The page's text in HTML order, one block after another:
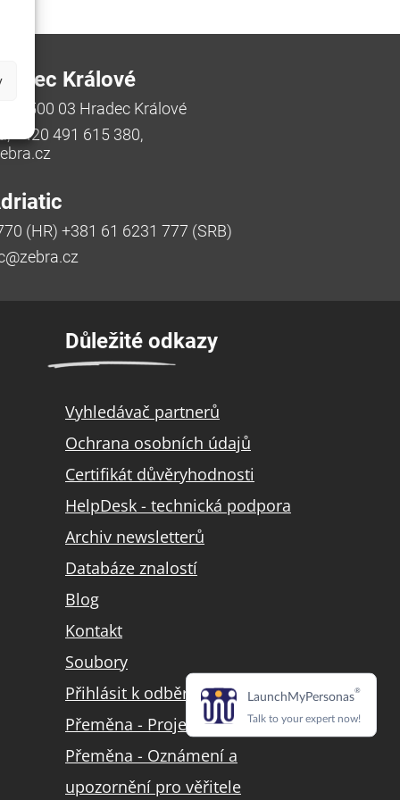
Králové
500 03 Hradec Králové
+420 491 615 380,
(HR) +381 61 6231 777 (SRB)
Důležité odkazy
Vyhledávač partnerů
Ochrana osobních údajů
Certifikát důvěryhodnosti
HelpDesk - technická podpora
Archiv newsletterů
Databáze znalostí
Blog
Kontakt
Soubory
Přihlásit k odběru LinkedIn
Přeměna - Projekt přeměny
Přeměna - Oznámení a
upozornění pro věřitele